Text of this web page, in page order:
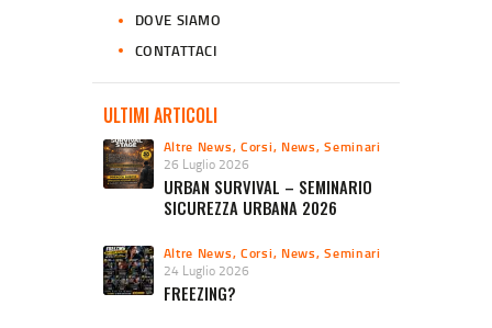
DOVE SIAMO
CONTATTACI
ULTIMI ARTICOLI
Altre News,Corsi, News,Seminari
26 Luglio 2026
URBAN SURVIVAL – SEMINARIO
SICUREZZA URBANA 2026
Altre News,Corsi, News,Seminari
24 Luglio 2026
FREEZING?